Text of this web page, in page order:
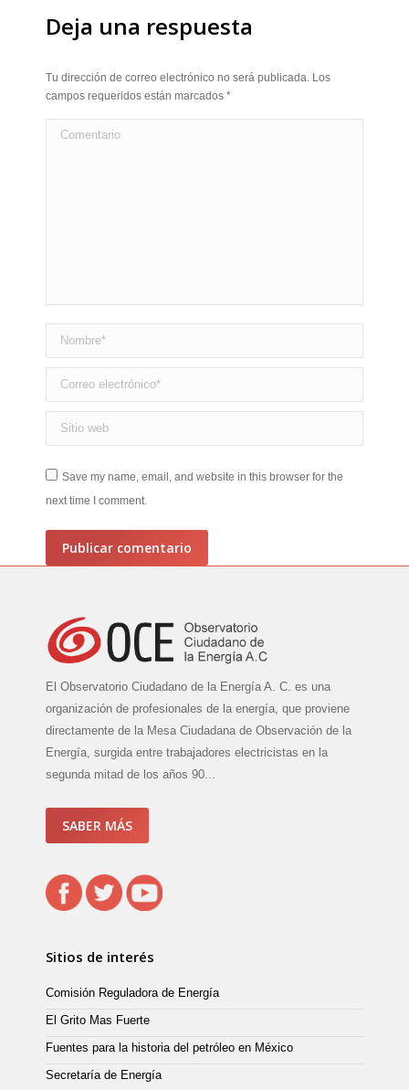
Deja una respuesta
Tu dirección de correo electrónico no será publicada. Los
campos requeridos están marcados *
Comentario
Nombre *
Correo electrónico *
Sitio web
Save my name, email, and website in this browser for the
next time I comment.
Publicar comentario
El Observatorio Ciudadano de la Energía A. C. es una
organización de profesionales de la energía, que proviene
directamente de la Mesa Ciudadana de Observación de la
Energía, surgida entre trabajadores electricistas en la
segunda mitad de los años 90...
SABER MÁS
Sitios de interés
Comisión Reguladora de Energía
El Grito Mas Fuerte
Fuentes para la historia del petróleo en México
Secretaría de Energía